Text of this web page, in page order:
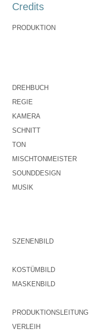
Credits
PRODUKTION
DREHBUCH
REGIE
KAMERA
SCHNITT
TON
MISCHTONMEISTER
SOUNDDESIGN
MUSIK
SZENENBILD
KOSTÜMBILD
MASKENBILD
PRODUKTIONSLEITUNG
VERLEIH